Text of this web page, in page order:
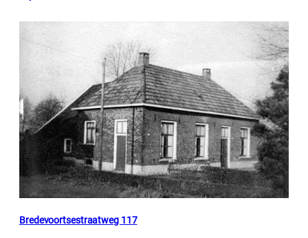
Bredevoortsestraatweg 117